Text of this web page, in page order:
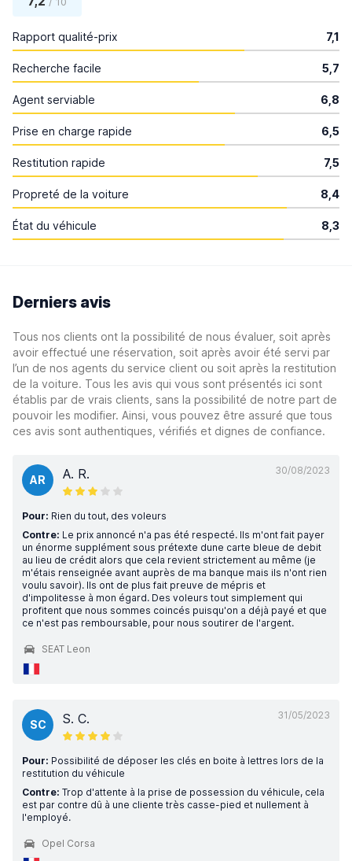
Rapport qualité-prix 7,1
Recherche facile 5,7
Agent serviable 6,8
Prise en charge rapide 6,5
Restitution rapide 7,5
Propreté de la voiture 8,4
État du véhicule 8,3
Derniers avis
Tous nos clients ont la possibilité de nous évaluer, soit après
avoir effectué une réservation, soit après avoir été servi par
l’un de nos agents du service client ou soit après la restitution
de la voiture. Tous les avis qui vous sont présentés ici sont
établis par de vrais clients, sans la possibilité de notre part de
pouvoir les modifier. Ainsi, vous pouvez être assuré que tous
ces avis sont authentiques, vérifiés et dignes de confiance.
30/08/2023
AR A. R.
Pour: Rien du tout, des voleurs
Contre: Le prix annoncé n'a pas été respecté. Ils m'ont fait payer
un énorme supplément sous prétexte dune carte bleue de debit
au lieu de crédit alors que cela revient strictement au même (je
m'étais renseignée avant auprès de ma banque mais ils n'ont rien
voulu savoir). Ils ont de plus fait preuve de mépris et
d'impolitesse à mon égard. Des voleurs tout simplement qui
profitent que nous sommes coincés puisqu'on a déjà payé et que
ce n'est pas remboursable, pour nous soutirer de l'argent.
SEAT Leon
31/05/2023
SC S. C.
Pour: Possibilité de déposer les clés en boite à lettres lors de la
restitution du véhicule
Contre: Trop d'attente à la prise de possession du véhicule, cela
est par contre dû à une cliente très casse-pied et nullement à
l'employé.
Opel Corsa